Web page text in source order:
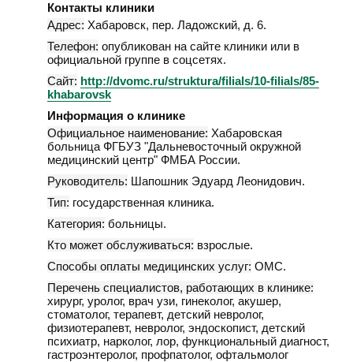
Контакты клиники
Адрес: Хабаровск, пер. Ладожский, д. 6.
Телефон: опубликован на сайте клиники или в
официальной группе в соцсетях.
Сайт: http://dvomc.ru/struktura/filials/10-filials/85-
khabarovsk
Информация о клинике
Официальное наименование: Хабаровская
больница ФГБУЗ "Дальневосточный окружной
медицинский центр" ФМБА России.
Руководитель: Шапошник Эдуард Леонидович.
Тип: государственная клиника.
Категория: больницы.
Кто может обслуживаться: взрослые.
Способы оплаты медицинских услуг: ОМС.
Перечень специалистов, работающих в клинике:
хирург, уролог, врач узи, гинеколог, акушер,
стоматолог, терапевт, детский невролог,
физиотерапевт, невролог, эндоскопист, детский
психиатр, нарколог, лор, функциональный диагност,
гастроэнтеролог, профпатолог, офтальмолог